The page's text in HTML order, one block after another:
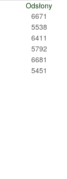
Odsłony
6671
5538
6411
5792
6681
5451